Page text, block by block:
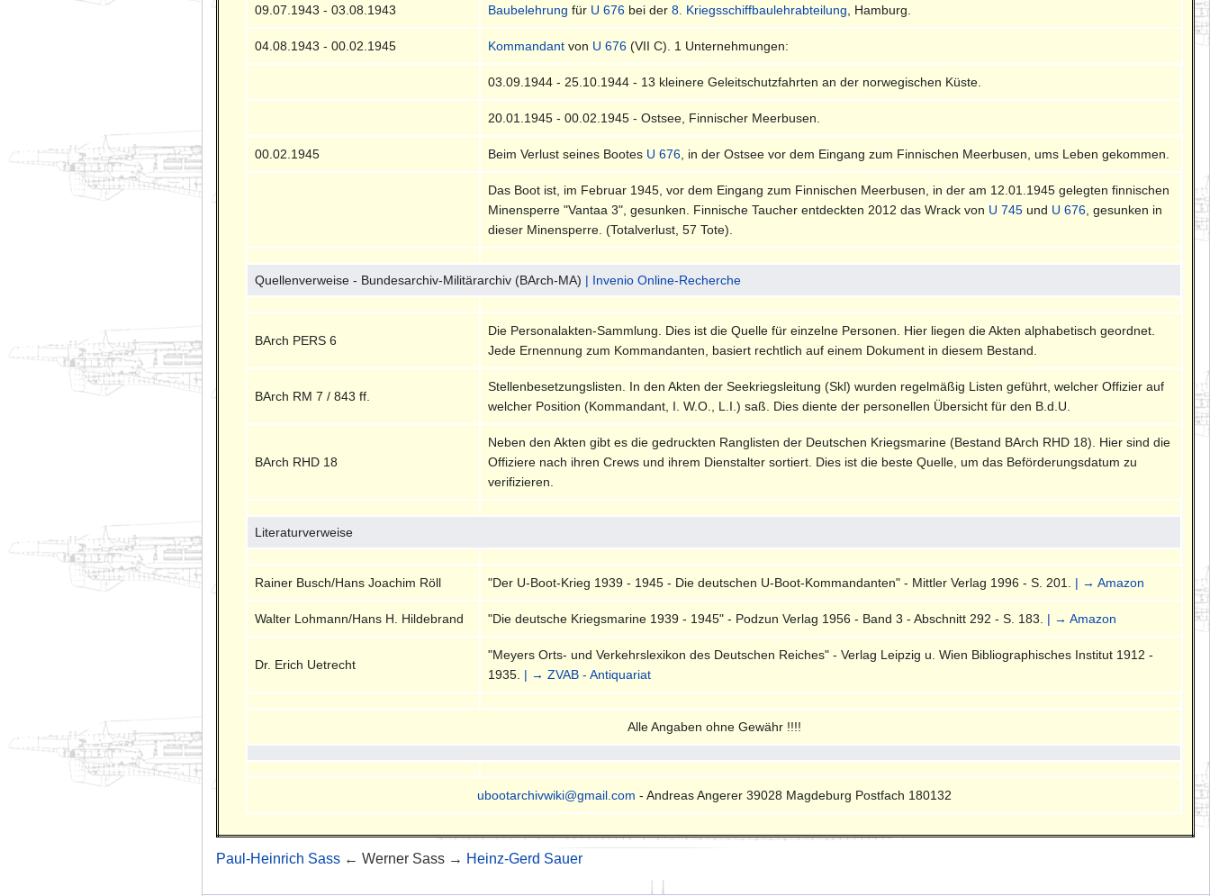
09.07.1943 - 03.08.1943 Baubelehrung für U 676 bei der8. Kriegsschiffbaulehrabteilung , Hamburg.
04.08.1943 - 00.02.1945 Kommandant von U 676 (VII C). 1 Unternehmungen:
03.09.1944 - 25.10.1944 - 13 kleinere Geleitschutzfahrten an der norwegischen Küste.
20.01.1945 - 00.02.1945 - Ostsee, Finnischer Meerbusen.
00.02.1945 Beim Verlust seines Bootes U 676 , in der Ostsee vor dem Eingang zum Finnischen Meerbusen, ums Leben gekommen.
Das Boot ist, im Februar 1945, vor dem Eingang zum Finnischen Meerbusen, in der am 12.01.1945 gelegten finnischen
Minensperre "Vantaa 3", gesunken. Finnische Taucher entdeckten 2012 das Wrack von U 745 und U 676 , gesunken in
dieser Minensperre. (Totalverlust, 57 Tote).
Quellenverweise - Bundesarchiv-Militärarchiv (BArch-MA) | Invenio Online-Recherche
BArch PERS 6
Die Personalakten-Sammlung. Dies ist die Quelle für einzelne Personen. Hier liegen die Akten alphabetisch geordnet.
Jede Ernennung zum Kommandanten, basiert rechtlich auf einem Dokument in diesem Bestand.
BArch RM 7 / 843 ff.
Stellenbesetzungslisten. In den Akten der Seekriegsleitung (Skl) wurden regelmäßig Listen geführt, welcher Offizier auf
welcher Position (Kommandant, I. W.O., L.I.) saß. Dies diente der personellen Übersicht für den B.d.U.
BArch RHD 18
Neben den Akten gibt es die gedruckten Ranglisten der Deutschen Kriegsmarine (Bestand BArch RHD 18). Hier sind die
Offiziere nach ihren Crews und ihrem Dienstalter sortiert. Dies ist die beste Quelle, um das Beförderungsdatum zu
verifizieren.
Literaturverweise
Rainer Busch/Hans Joachim Röll "Der U-Boot-Krieg 1939 - 1945 - Die deutschen U-Boot-Kommandanten" - Mittler Verlag 1996 - S. 201. | → Amazon
Walter Lohmann/Hans H. Hildebrand "Die deutsche Kriegsmarine 1939 - 1945" - Podzun Verlag 1956 - Band 3 - Abschnitt 292 - S. 183. | → Amazon
Dr. Erich Uetrecht
"Meyers Orts- und Verkehrslexikon des Deutschen Reiches" - Verlag Leipzig u. Wien Bibliographisches Institut 1912 -
1935. | → ZVAB - Antiquariat
Alle Angaben ohne Gewähr !!!!
ubootarchivwiki@gmail.com - Andreas Angerer 39028 Magdeburg Postfach 180132
Paul-Heinrich Sass ← Werner Sass → Heinz-Gerd Sauer